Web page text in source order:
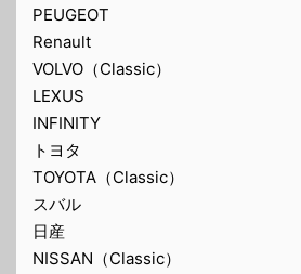
PEUGEOT
Renault
VOLVO（Classic）
LEXUS
INFINITY
トヨタ
TOYOTA（Classic）
スバル
日産
NISSAN（Classic）